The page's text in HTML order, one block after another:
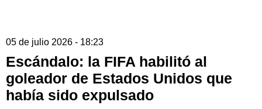
05 de julio 2026 - 18:23
Escándalo: la FIFA habilitó al
goleador de Estados Unidos que
había sido expulsado